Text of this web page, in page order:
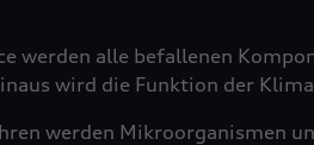
werden alle befallenen
wird die Funktion der
werden Mikroorganismen